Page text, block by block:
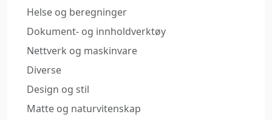
Helse og beregninger
Dokument- og innholdverktøy
Nettverk og maskinvare
Diverse
Design og stil
Matte og naturvitenskap